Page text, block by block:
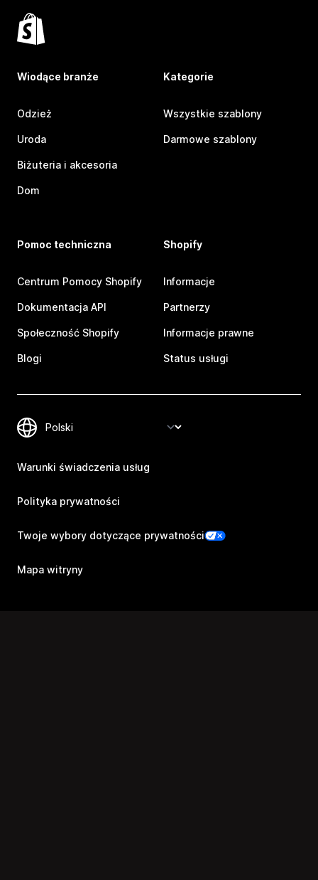
Wiodące branże
Odzież
Uroda
Biżuteria i akcesoria
Dom
Kategorie
Wszystkie szablony
Darmowe szablony
Pomoc techniczna
Centrum Pomocy Shopify
Dokumentacja API
Społeczność Shopify
Blogi
Shopify
Informacje
Partnerzy
Informacje prawne
Status usługi
Warunki świadczenia usług
Polityka prywatności
Twoje wybory dotyczące prywatności
Mapa witryny